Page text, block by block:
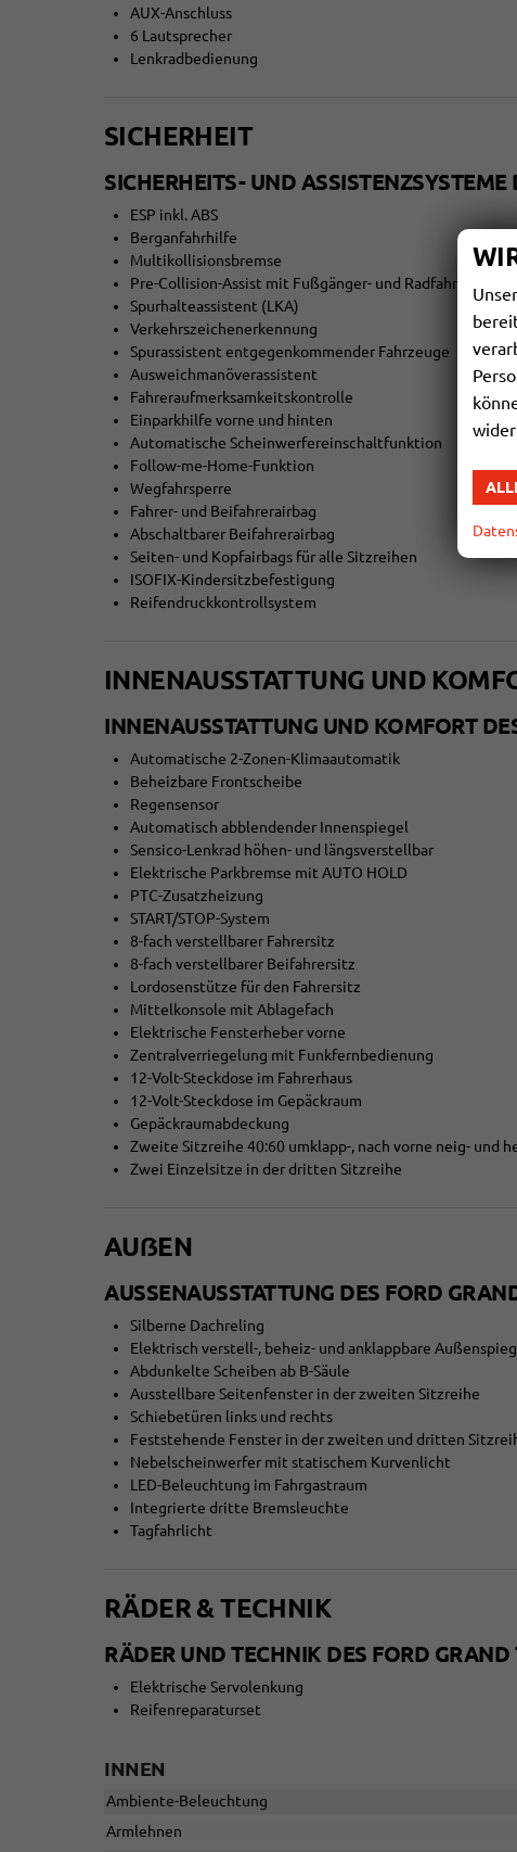
AUX-Anschluss
6 Lautsprecher
Lenkradbedienung
SICHERHEIT
SICHERHEITS- UND
ESP inkl. ABS
Berganfahrhilfe
Multikollisionsbremse
Pre-Collision-Assist mit Fußgänger- und
Spurhalteassistent (LKA)
Verkehrszeichenerkennung
Spurassistent entgegenkommender Fahrzeuge
Ausweichmanöverassistent
Fahreraufmerksamkeitskontrolle
Einparkhilfe vorne und hinten
Automatische Scheinwerfereinschaltfunktion
Follow-me-Home-Funktion
Wegfahrsperre
Fahrer- und Beifahrerairbag
Abschaltbarer Beifahrerairbag
Seiten- und Kopfairbags für alle Sitzreihen
ISOFIX-Kindersitzbefestigung
Reifendruckkontrollsystem
INNENAUSSTATTUNG UND
INNENAUSSTATTUNG UND KOMFORT
Automatische 2-Zonen-Klimaautomatik
Beheizbare Frontscheibe
Regensensor
Automatisch abblendender Innenspiegel
Sensico-Lenkrad höhen- und längsverstellbar
Elektrische Parkbremse mit AUTO HOLD
PTC-Zusatzheizung
START/STOP-System
8-fach verstellbarer Fahrersitz
8-fach verstellbarer Beifahrersitz
Lordosenstütze für den Fahrersitz
Mittelkonsole mit Ablagefach
Elektrische Fensterheber vorne
Zentralverriegelung mit Funkfernbedienung
12-Volt-Steckdose im Fahrerhaus
12-Volt-Steckdose im Gepäckraum
Gepäckraumabdeckung
Zweite Sitzreihe 40:60 umklapp-, nach vorne neig- und
Zwei Einzelsitze in der dritten Sitzreihe
AUẞEN
AUSSENAUSSTATTUNG DES FORD
Silberne Dachreling
Elektrisch verstell-, beheiz- und anklappbare
Abdunkelte Scheiben ab B-Säule
Ausstellbare Seitenfenster in der zweiten Sitzreihe
Schiebetüren links und rechts
Feststehende Fenster in der zweiten und dritten
Nebelscheinwerfer mit statischem Kurvenlicht
LED-Beleuchtung im Fahrgastraum
Integrierte dritte Bremsleuchte
Tagfahrlicht
RÄDER & TECHNIK
RÄDER UND TECHNIK DES FORD
Elektrische Servolenkung
Reifenreparaturset
INNEN
Ambiente-Beleuchtung
Armlehnen